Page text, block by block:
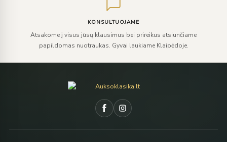
KONSULTUOJAME
Atsakome į visus jūsų klausimus bei prireikus atsiunčiame
papildomas nuotraukas. Gyvai laukiame Klaipėdoje.